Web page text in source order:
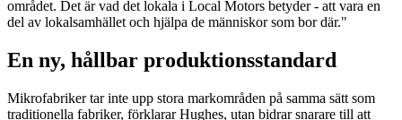
området. Det är vad det lokala i Local Motors betyder - att vara en
del av lokalsamhället och hjälpa de människor som bor där."
En ny, hållbar produktionsstandard
Mikrofabriker tar inte upp stora markområden på samma sätt som
traditionella fabriker, förklarar Hughes, utan bidrar snarare till att